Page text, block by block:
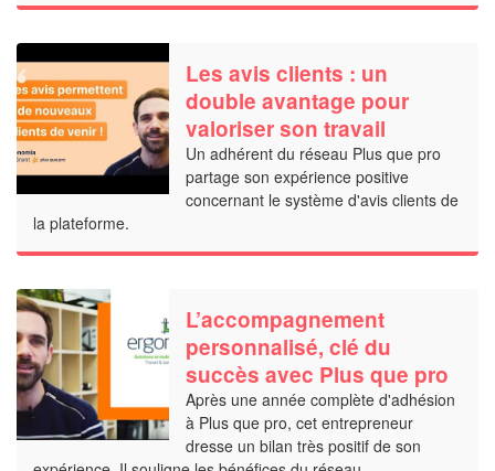
Les avis clients : un
double avantage pour
valoriser son travail
Un adhérent du réseau Plus que pro
partage son expérience positive
concernant le système d'avis clients de
la plateforme.
L’accompagnement
personnalisé, clé du
succès avec Plus que pro
Après une année complète d'adhésion
à Plus que pro, cet entrepreneur
dresse un bilan très positif de son